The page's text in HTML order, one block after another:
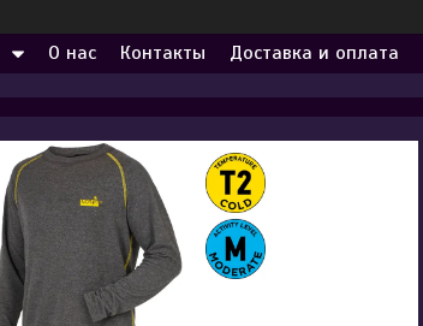
О нас Контакты Доставка и оплата